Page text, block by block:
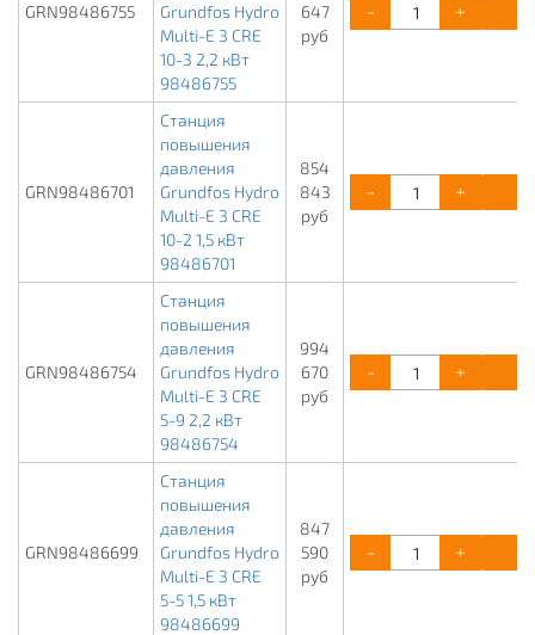
GRN98486755
Grundfos Hydro
Multi-E 3 CRE
10-3 2,2 кВт
98486755
647
руб
- +
GRN98486701
Станция
повышения
давления
Grundfos Hydro
Multi-E 3 CRE
10-2 1,5 кВт
98486701
854
843
руб
- +
GRN98486754
Станция
повышения
давления
Grundfos Hydro
Multi-E 3 CRE
5-9 2,2 кВт
98486754
994
670
руб
- +
GRN98486699
Станция
повышения
давления
Grundfos Hydro
Multi-E 3 CRE
5-5 1,5 кВт
98486699
847
590
руб
- +